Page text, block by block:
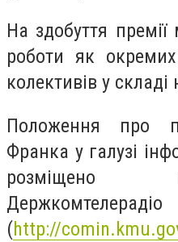
На здобуття премії
роботи як
колективів у складі
Положення про
Франка у галузі
розміщено
Держкомтелерадіо
(http://